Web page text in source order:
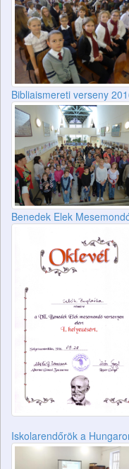
Bibliaismereti verseny
Benedek Elek
Iskolarendőrök a